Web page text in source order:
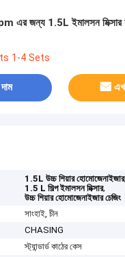
এর জন্য 1.5L ইমালসন মিক্সার
1-4 Sets
1.5L উচ্চ শিয়ার হোমোজেনাইজার,
1.5 L শিল্প ইমালসন মিক্সার,
উচ্চ শিয়ার হোমোজেনাইজার চেজিং
সাংহাই, চীন
CHASING
স্ট্যান্ডার্ড কাঠের কেস